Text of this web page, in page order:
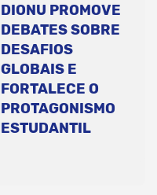
DIONU PROMOVE
DEBATES SOBRE
DESAFIOS
GLOBAIS E
FORTALECE O
PROTAGONISMO
ESTUDANTIL